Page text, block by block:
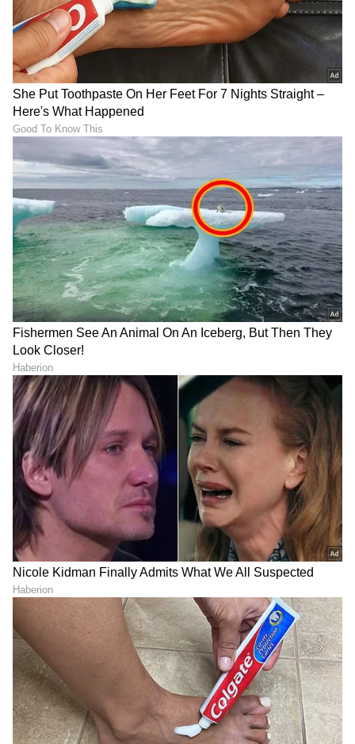
DOWNLOAD APP
RECOMMENDED STORIES
ರಾಜ್ಯಕ್ಕೆ ಕಾಲಿಟ್ಟ ಮುಂಗಾರು,
ಮುಂದಿನ 7 ದಿನ ಭಾರೀ ಮಳೆ:
ಕರಾವಳಿ ಜನರಿಗೆ
ಸಮುದ್ರಕ್ಕಿಳಿಯದಂತೆ ಎಚ್ಚರಿಕೆ!
Breaking ರಾಮಲಿಂಗಾ ರೆಡ್ಡಿ
ಬೆನ್ನಲ್ಲೇ ಮುನಿಯಪ್ಪ ಮುನಿಸು,
ಬೇರೆ ಖಾತೆಗೆ ಪಟ್ಟು ಹಿಡಿದ ಹಿರಿಯ
ಸಚಿವ
'ಸಿಕ್ಸರ್ ಏನೋ ಹೊಡೆದ್ರು ಈಗ
ವಿಕೆಟ್ ಬಿದ್ದಿದೆ..' ಸಚಿವ
ರಾಮಲಿಂಗಾ ರೆಡ್ಡಿ ರಾಜೀನಾಮೆ
ಬೆನ್ನಲ್ಲೇ ಸಿಟಿ ರವಿ ಹೇಳಿಕೆ ವೈರಲ್!
ರಾಮಲಿಂಗಾ ರೆಡ್ಡಿ ಬೆನ್ನಲ್ಲೇ
ರಾಜೀನಾಮೆಗೆ ಮುಂದಾದ
ಕಾಂಗ್ರೆಸ್ ಕಾರ್ಯಕರ್ತರು
LATEST VIDEOS
"ರಾಜಕೀಯ ಬೇಡ, ಸಿನಿಮಾನೇ ಪ್ರಾಣ":
ಕನಕೋತ್ಸವದಲ್ಲಿ ರಿಷಬ್ ಶೆಟ್ಟಿ | Rishab
Shetty speech | Suvarna News